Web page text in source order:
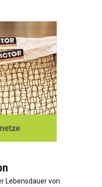
Lebensdauer von